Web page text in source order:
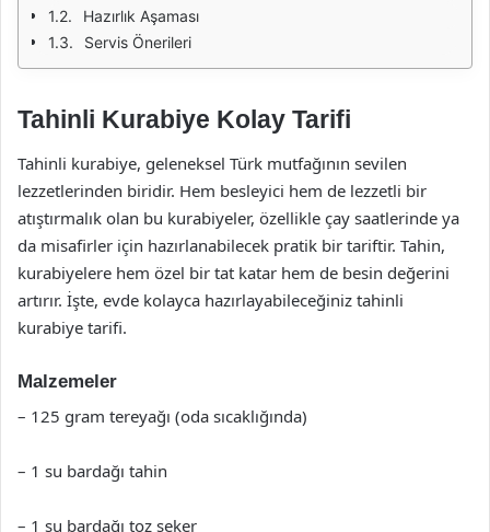
Hazırlık Aşaması
Servis Önerileri
Tahinli Kurabiye Kolay Tarifi
Tahinli kurabiye, geleneksel Türk mutfağının sevilen
lezzetlerinden biridir. Hem besleyici hem de lezzetli bir
atıştırmalık olan bu kurabiyeler, özellikle çay saatlerinde ya
da misafirler için hazırlanabilecek pratik bir tariftir. Tahin,
kurabiyelere hem özel bir tat katar hem de besin değerini
artırır. İşte, evde kolayca hazırlayabileceğiniz tahinli
kurabiye tarifi.
Malzemeler
– 125 gram tereyağı (oda sıcaklığında)
– 1 su bardağı tahin
– 1 su bardağı toz şeker